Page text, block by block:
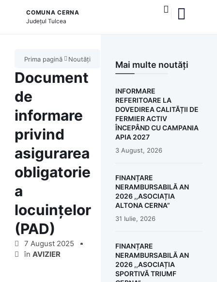
COMUNA CERNA
JudețulTulcea
Prima pagină Noutăți
Document
de
informare
privind
asigurarea
obligatorie
a
locuințelor
(PAD)
7 August 2025
în AVIZIER
Mai multe noutăți
INFORMARE
REFERITOARE LA
DOVEDIREA CALITĂȚII DE
FERMIER ACTIV
ÎNCEPÂND CU CAMPANIA
APIA 2027
3 August, 2026
FINANȚARE
NERAMBURSABILĂ AN
2026 ,,ASOCIAȚIA
ALTONA CERNA”
31 Iulie, 2026
FINANȚARE
NERAMBURSABILĂ AN
2026 ,,ASOCIAȚIA
SPORTIVĂ TRIUMF